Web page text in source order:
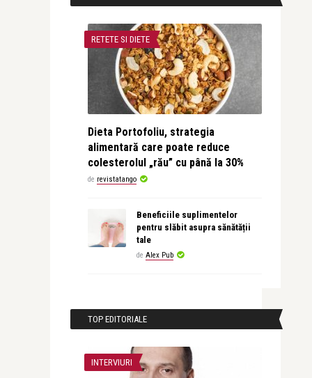
RETETE SI DIETE
Dieta Portofoliu, strategia
alimentară care poate reduce
colesterolul „rău” cu până la 30%
de revistatango
Beneficiile suplimentelor
pentru slăbit asupra sănătății
tale
de Alex Pub
TOP EDITORIALE
INTERVIURI